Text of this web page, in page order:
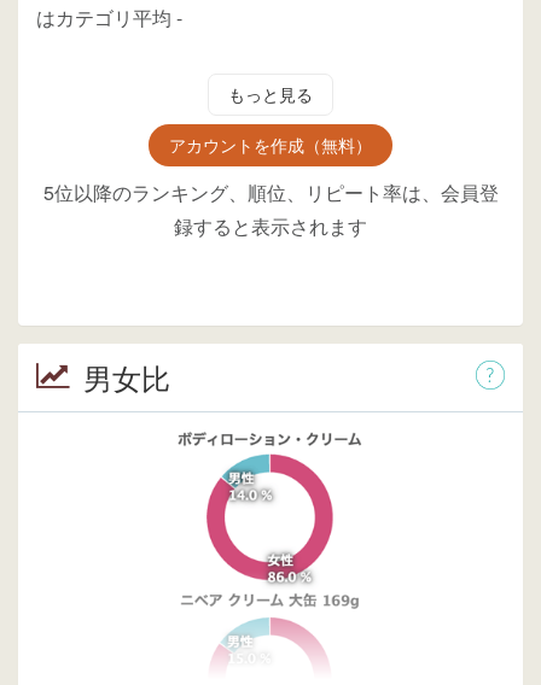
はカテゴリ平均 -
もっと見る
アカウントを作成（無料）
5位以降のランキング、順位、リピート率は、会員登
録すると表示されます
男女比